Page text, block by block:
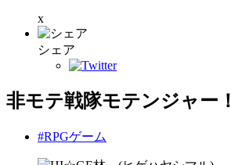
x
シェア
非モテ戦隊モテンジャー！
#RPGゲーム